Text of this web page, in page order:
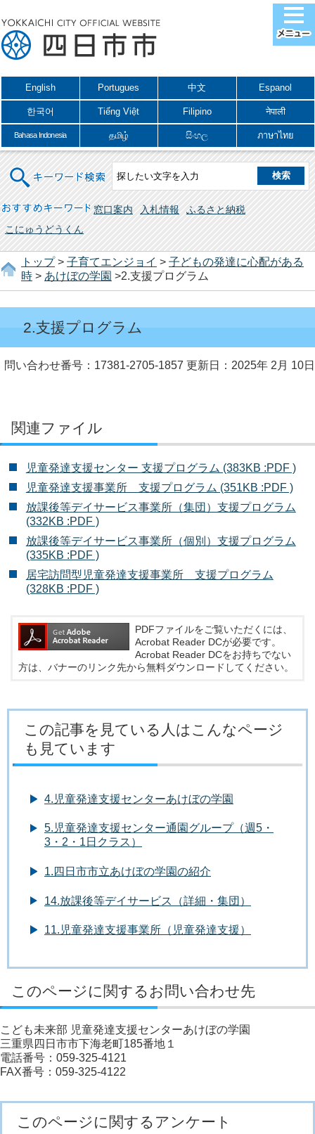
English Portugues 中文 Espanol
한국어 Tiếng Việt Filipino नेपाली
Bahasa Indonesia தமிழ் සිංහල ภาษาไทย
キーワード検索
おすすめキーワード 窓口案内 入札情報
ふるさと納税
こにゅうどうくん
トップ> 子育てエンジョイ > 子どもの発達に心配がある
時 > あけぼの学園 >2.支援プログラム
2.支援プログラム
問い合わせ番号：17381-2705-1857 更新日：2025年 2月 10日
関連ファイル
児童発達支援センター 支援プログラム (383KB :PDF )
児童発達支援事業所 支援プログラム (351KB :PDF )
放課後等デイサービス事業所（集団）支援プログラム
(332KB :PDF )
放課後等デイサービス事業所（個別）支援プログラム
(335KB :PDF )
居宅訪問型児童発達支援事業所 支援プログラム
(328KB :PDF )
PDFファイルをご覧いただくには、
Acrobat Reader DCが必要です。
Acrobat Reader DCをお持ちでない
方は、バナーのリンク先から無料ダウンロードしてください。
この記事を見ている人はこんなページ
も見ています
4.児童発達支援センターあけぼの学園
5.児童発達支援センター通園グループ（週5・
3・2・1日クラス）
1.四日市市立あけぼの学園の紹介
14.放課後等デイサービス（詳細・集団）
11.児童発達支援事業所（児童発達支援）
このページに関するお問い合わせ先
こども未来部 児童発達支援センターあけぼの学園
三重県四日市市下海老町185番地１
電話番号：059-325-4121
FAX番号：059-325-4122
このページに関するアンケート